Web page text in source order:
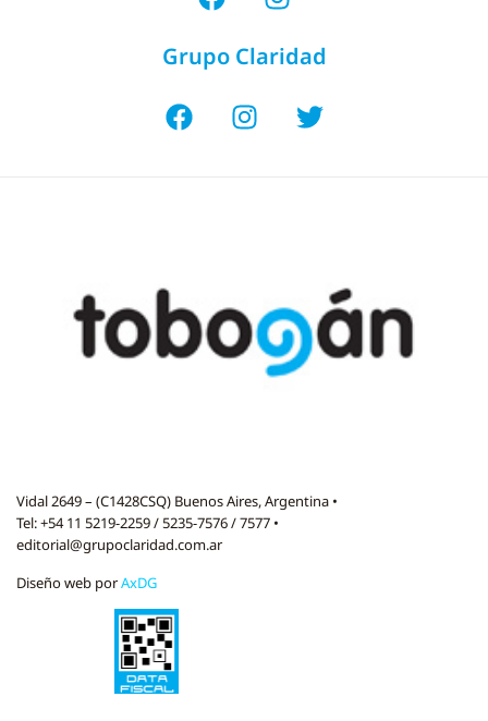
Grupo Claridad
Vidal 2649 – (C1428CSQ) Buenos Aires, Argentina •
Tel: +54 11 5219-2259 / 5235-7576 / 7577 •
editorial@grupoclaridad.com.ar
Diseño web porAxDG